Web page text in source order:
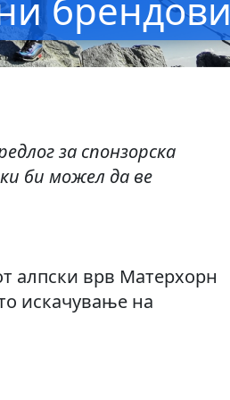
брендови
за спонзорска
би можел да ве
алпски врв Матерхорн
искачување на